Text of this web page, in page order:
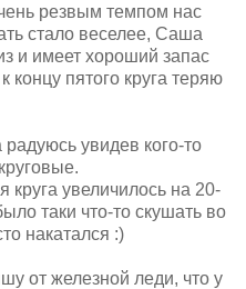
резвым темпом нас
стало веселее, Саша
и имеет хороший запас
концу пятого круга теряю
увидев кого-то
увеличилось на 20-
таки что-то скушать во
накатался :)
от железной леди, что у